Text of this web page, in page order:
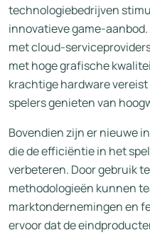
technologiebedrijven
innovatieve game-
met cloud-
met hoge grafische
krachtige hardware
spelers genieten van
Bovendien zijn er nieuwe
die de efficiëntie in het
verbeteren. Door gebruik
methodologieën kunnen
marktondernemingen en
ervoor dat de